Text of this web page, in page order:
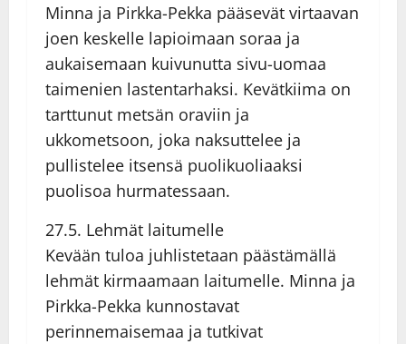
Minna ja Pirkka-Pekka pääsevät virtaavan
joen keskelle lapioimaan soraa ja
aukaisemaan kuivunutta sivu-uomaa
taimenien lastentarhaksi. Kevätkiima on
tarttunut metsän oraviin ja
ukkometsoon, joka naksuttelee ja
pullistelee itsensä puolikuoliaaksi
puolisoa hurmatessaan.
27.5. Lehmät laitumelle
Kevään tuloa juhlistetaan päästämällä
lehmät kirmaamaan laitumelle. Minna ja
Pirkka-Pekka kunnostavat
perinnemaisemaa ja tutkivat